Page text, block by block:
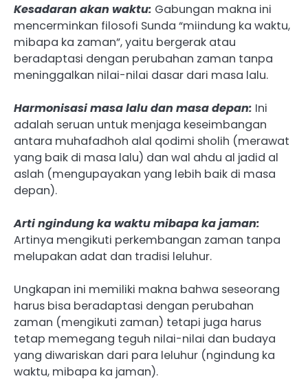
Kesadaran akan waktu: Gabungan makna ini
mencerminkan filosofi Sunda “miindung ka waktu,
mibapa ka zaman”, yaitu bergerak atau
beradaptasi dengan perubahan zaman tanpa
meninggalkan nilai-nilai dasar dari masa lalu.
Harmonisasi masa lalu dan masa depan: Ini
adalah seruan untuk menjaga keseimbangan
antara muhafadhoh alal qodimi sholih (merawat
yang baik di masa lalu) dan wal ahdu al jadid al
aslah (mengupayakan yang lebih baik di masa
depan).
Arti ngindung ka waktu mibapa ka jaman:
Artinya mengikuti perkembangan zaman tanpa
melupakan adat dan tradisi leluhur.
Ungkapan ini memiliki makna bahwa seseorang
harus bisa beradaptasi dengan perubahan
zaman (mengikuti zaman) tetapi juga harus
tetap memegang teguh nilai-nilai dan budaya
yang diwariskan dari para leluhur (ngindung ka
waktu, mibapa ka jaman).